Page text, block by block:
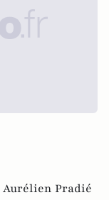
Aurélien Pradié